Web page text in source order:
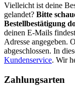
Vielleicht ist deine
gelandet? Bitte
Bestellbestätigung
deinen E-Mails
Adresse angegeben.
abgeschlossen. In
Kundenservice. Wir
Zahlungsarten